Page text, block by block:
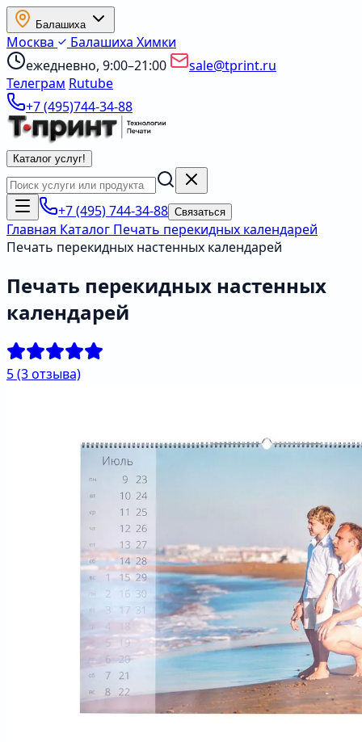
Балашиха
Москва Балашиха Химки
ежедневно, 9:00–21:00
sale@tprint.ru
Телеграм Rutube
+7 (495)744-34-88
Каталог услуг!
+7 (495) 744-34-88 Связаться
Главная Каталог Печать перекидных календарей
Печать перекидных настенных календарей
Печать перекидных настенных
календарей
5(3 отзыва)